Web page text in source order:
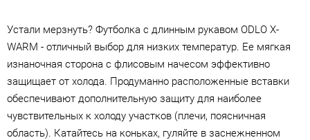
Устали мерзнуть? Футболка с длинным рукавом ODLO X-
WARM - отличный выбор для низких температур. Ее мягкая
изнаночная сторона с флисовым начесом эффективно
защищает от холода. Продуманно расположенные вставки
обеспечивают дополнительную защиту для наиболее
чувствительных к холоду участков (плечи, поясничная
область). Катайтесь на коньках, гуляйте в заснежненном